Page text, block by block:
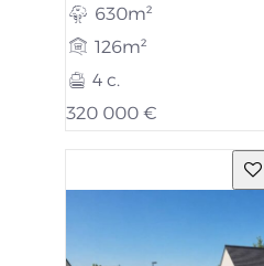
630m²
126m²
4 c.
320 000 €